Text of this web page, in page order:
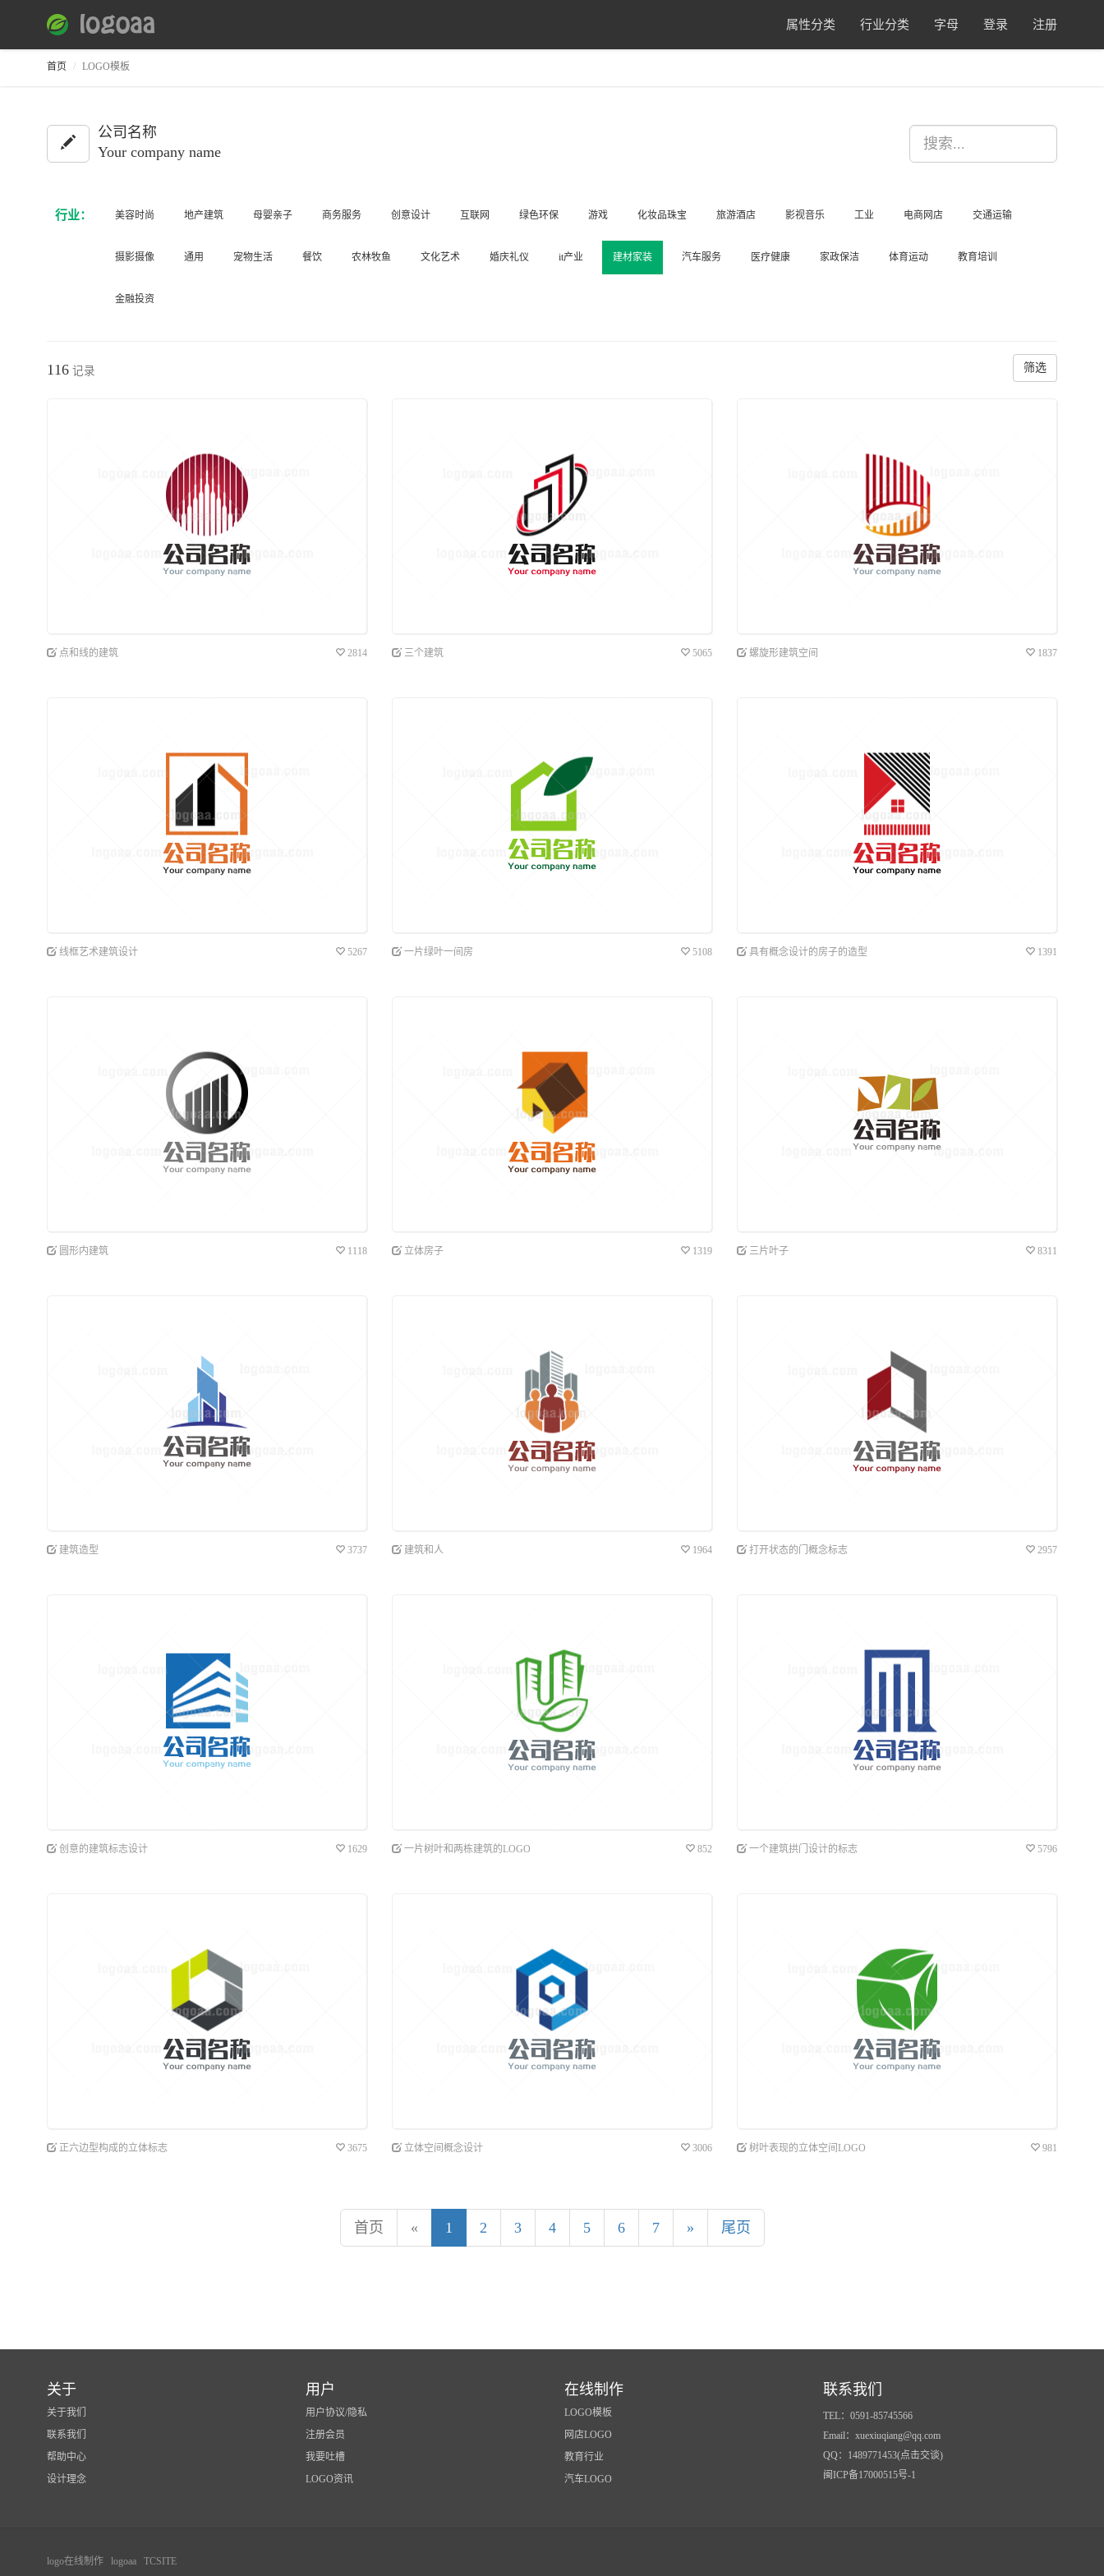
属性分类 行业分类 字母 登录 注册
首页 LOGO模板
公司名称
Your company name
行业： 美容时尚 地产建筑 母婴亲子 商务服务 创意设计 互联网 绿色环保 游戏 化妆品珠宝 旅游酒店 影视音乐 工业 电商网店 交通运输
摄影摄像 通用 宠物生活 餐饮 农林牧鱼 文化艺术 婚庆礼仪 it产业 建材家装 汽车服务 医疗健康 家政保洁 体育运动 教育培训
金融投资
116 记录 筛选
点和线的建筑 2814 三个建筑 5065 螺旋形建筑空间 1837
线框艺术建筑设计 5267 一片绿叶一间房 5108 具有概念设计的房子的造型 1391
圆形内建筑 1118 立体房子 1319 三片叶子 8311
建筑造型 3737 建筑和人 1964 打开状态的门概念标志 2957
创意的建筑标志设计 1629 一片树叶和两栋建筑的LOGO 852 一个建筑拱门设计的标志 5796
正六边型构成的立体标志 3675 立体空间概念设计 3006 树叶表现的立体空间LOGO 981
首页 « 1 2 3 4 5 6 7 » 尾页
关于
关于我们
联系我们
帮助中心
设计理念
用户
用户协议/隐私
注册会员
我要吐槽
LOGO资讯
在线制作
LOGO模板
网店LOGO
教育行业
汽车LOGO
联系我们
TEL：0591-85745566
Email：xuexiuqiang@qq.com
QQ：1489771453(点击交谈)
闽ICP备17000515号-1
logo在线制作 logoaa TCSITE